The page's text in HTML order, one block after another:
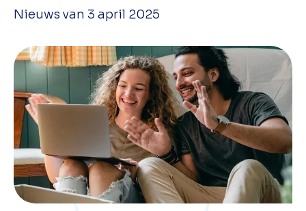
Nieuws van 3 april 2025